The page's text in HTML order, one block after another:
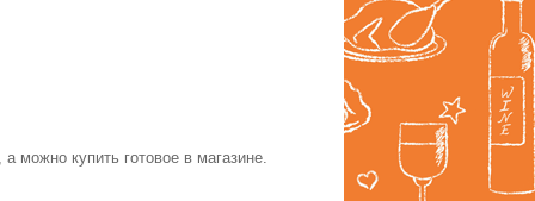
а можно купить готовое в магазине.